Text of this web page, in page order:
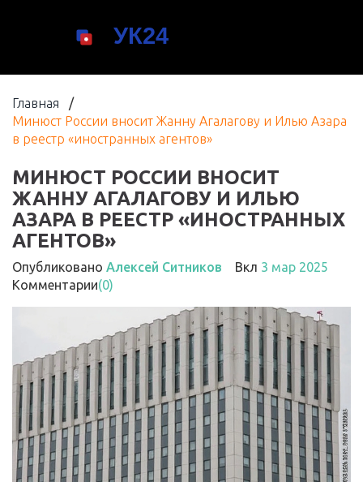
Главная /
Минюст России вносит Жанну Агалагову и Илью Азара
в реестр «иностранных агентов»
МИНЮСТ РОССИИ ВНОСИТ
ЖАННУ АГАЛАГОВУ И ИЛЬЮ
АЗАРА В РЕЕСТР «ИНОСТРАННЫХ
АГЕНТОВ»
Опубликовано Алексей Ситников Вкл 3 мар 2025
Комментарии(0)